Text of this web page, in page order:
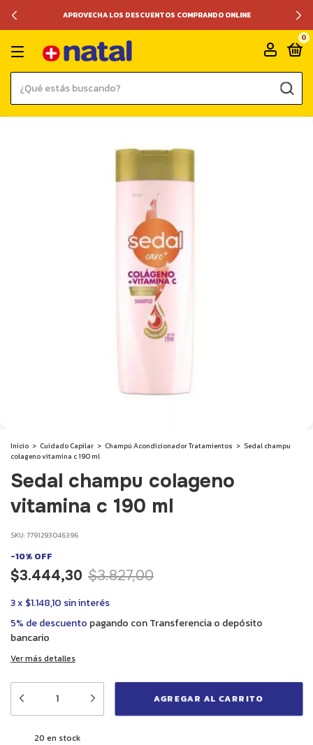
APROVECHA LOS DESCUENTOS COMPRANDO ONLINE
0
Inicio > Cuidado Capilar > Champú Acondicionador Tratamientos > Sedal champu
colageno vitamina c 190 ml
Sedal champu colageno
vitamina c 190 ml
SKU:7791293046396
-10% OFF
$3.444,30 $3.827,00
3x $1.148,10 sin interés
5% de descuento pagando con Transferencia o depósito
bancario
Ver más detalles
20 en stock